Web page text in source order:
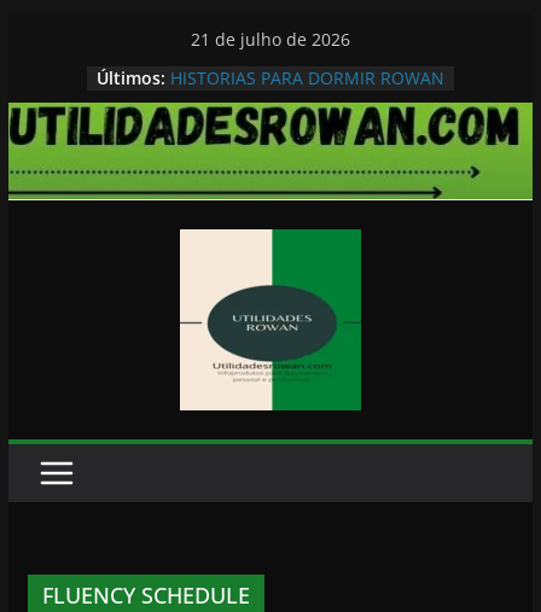
conteúdo
21 de julho de 2026
Últimos: HISTORIAS PARA DORMIR ROWAN
FLUENCY SCHEDULE